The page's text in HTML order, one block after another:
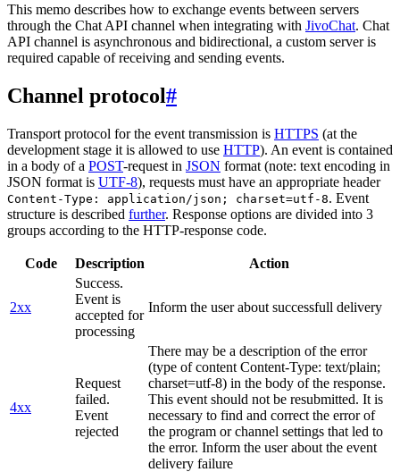
This memo describes how to exchange events between servers
through the Chat API channel when integrating with JivoChat. Chat
API channel is asynchronous and bidirectional, a custom server is
required capable of receiving and sending events.
Channel protocol#
Transport protocol for the event transmission is HTTPS (at the
development stage it is allowed to use HTTP). An event is contained
in a body of a POST-request in JSON format (note: text encoding in
JSON format is UTF-8), requests must have an appropriate header
Content-Type: application/json; charset=utf-8. Event
structure is described further. Response options are divided into 3
groups according to the HTTP-response code.
Code Description Action
2xx
Success.
Event is
accepted for
processing
Inform the user about successfull delivery
4xx
Request
failed.
Event
rejected
There may be a description of the error
(type of content Content-Type: text/plain;
charset=utf-8) in the body of the response.
This event should not be resubmitted. It is
necessary to find and correct the error of
the program or channel settings that led to
the error. Inform the user about the event
delivery failure